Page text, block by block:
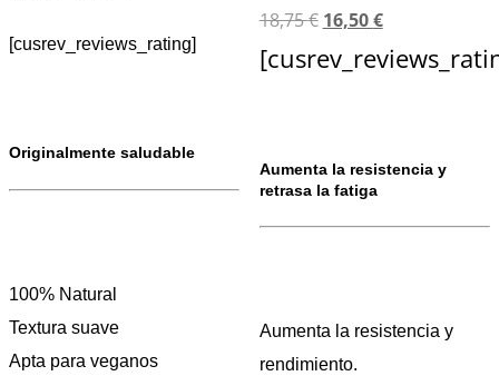
[cusrev_reviews_rating]
Originalmente saludable
100% Natural
Textura suave
Apta para veganos
18,75€ 16,50€
Aumenta la resistencia y
retrasa la fatiga
Aumenta la resistencia y
rendimiento.